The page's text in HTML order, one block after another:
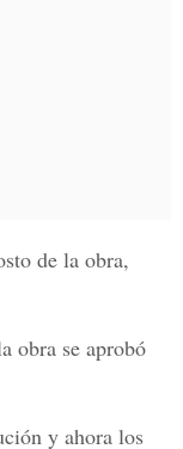
de la obra,
obra se aprobó
y ahora los